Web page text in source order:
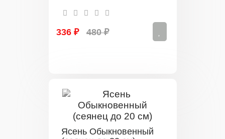
336 ₽ 480 ₽
Ясень Обыкновенный